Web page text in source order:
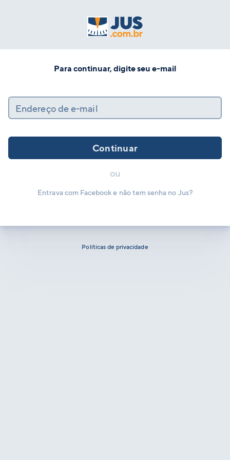
Para continuar, digite seu e-mail
Endereço de e-mail
Continuar
ou
Entrava com Facebook e não tem senha no Jus?
Políticas de privacidade